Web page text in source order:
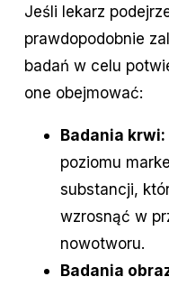
Jeśli lekarz
prawdopodobnie
badań w celu
one obejmować:
Badania krwi:
poziomu
substancji,
wzrosnąć w
nowotworu.
Badania